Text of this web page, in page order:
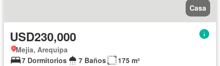
Casa
USD230,000
Mejia, Arequipa
7 Dormitorios
7 Baños
175 m²